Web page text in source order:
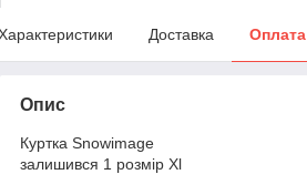
Доставка Оплата
Опис
Куртка Snowimage
залишився 1 розмір Xl